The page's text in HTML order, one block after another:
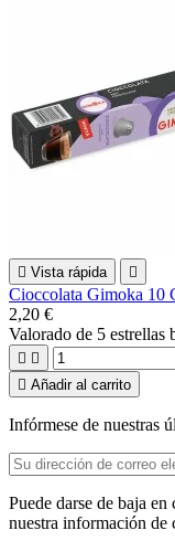
 Vista rápida 
Cioccolata Gimoka 10
2,20 €
Valorado de 5 estrellas
 
 Añadir al carrito
Infórmese de nuestras
Puede darse de baja
nuestra información de